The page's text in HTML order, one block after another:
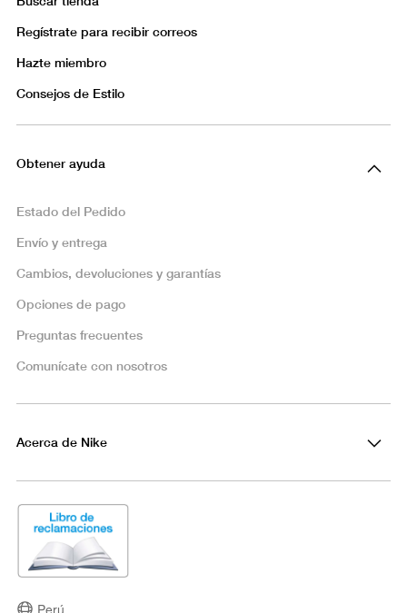
Regístrate para recibir correos
Hazte miembro
Consejos de Estilo
Obtener ayuda
Estado del Pedido
Envío y entrega
Cambios, devoluciones y garantías
Opciones de pago
Preguntas frecuentes
Comunícate con nosotros
Acerca de Nike